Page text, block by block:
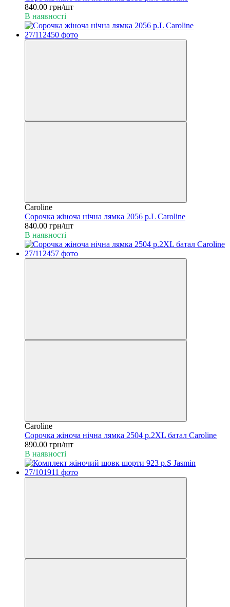
840.00 грн/шт
В наявності
Caroline
Сорочка жіноча нічна лямка 2056 р.L Caroline
840.00 грн/шт
В наявності
Caroline
Сорочка жіноча нічна лямка 2504 р.2XL батал Caroline
890.00 грн/шт
В наявності